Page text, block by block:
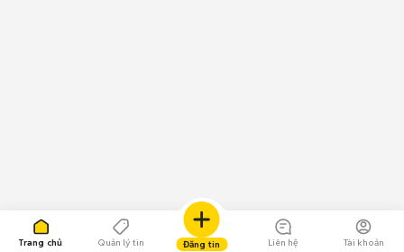
Trang chủ Quản lý tin Đăng tin Liên hệ Tài khoản